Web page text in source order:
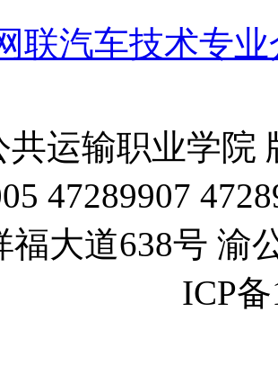
联汽车技术专业
共运输职业学院
47289907
福大道638号 渝
ICP